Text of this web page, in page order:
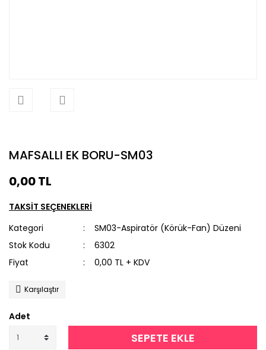
MAFSALLI EK BORU-SM03
0,00 TL
TAKSİT SEÇENEKLERİ
Kategori
SM03-Aspiratör (Körük-Fan) Düzeni
Stok Kodu
6302
Fiyat
0,00 TL + KDV
Karşılaştır
Adet
SEPETE EKLE